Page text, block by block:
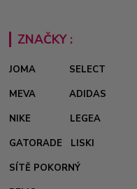
ZNAČKY :
JOMA
SELECT
MEVA
ADIDAS
NIKE
LEGEA
GATORADE
LISKI
SÍTĚ POKORNÝ